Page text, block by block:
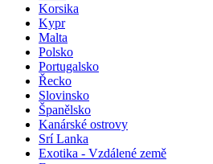
Korsika
Kypr
Malta
Polsko
Portugalsko
Řecko
Slovinsko
Španělsko
Kanárské ostrovy
Srí Lanka
Exotika - Vzdálené země